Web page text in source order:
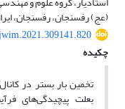
(عج) رفسنجان، رفسنجان،
چکیده
تخمین بار بستر در
بعلت پیچیدگی‌های